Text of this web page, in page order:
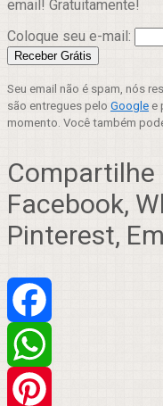
email! Gratuitamente!
Coloque seu e-mail:
Seu email não é spam, nós
são entregues pelo Google e
momento. Você também
Compartilhe
Facebook,
Pinterest,
Facebook
WhatsApp